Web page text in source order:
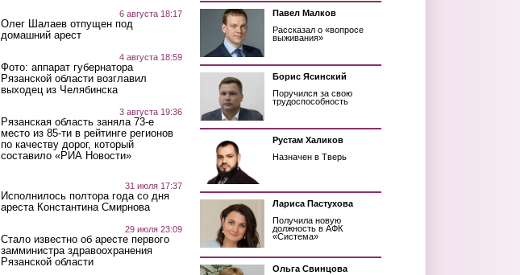
6 августа 18:17
Олег Шалаев отпущен под
домашний арест
4 августа 18:59
Фото: аппарат губернатора
Рязанской области возглавил
выходец из Челябинска
3 августа 19:36
Рязанская область заняла 73-е
место из 85-ти в рейтинге регионов
по качеству дорог, который
составило «РИА Новости»
31 июля 17:37
Исполнилось полтора года со дня
ареста Константина Смирнова
29 июля 23:09
Стало известно об аресте первого
замминистра здравоохранения
Рязанской области
Павел Малков
Рассказал о «вопросе
выживания»
Борис Ясинский
Поручился за свою
трудоспособность
Рустам Халиков
Назначен в Тверь
Лариса Пастухова
Получила новую
должность в АФК
«Система»
Ольга Свинцова